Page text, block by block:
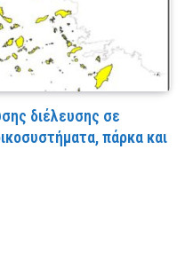
διέλευσης σε
πάρκα και